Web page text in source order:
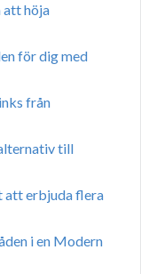
att höja
för dig med
från
till
att erbjuda flera
i en Modern